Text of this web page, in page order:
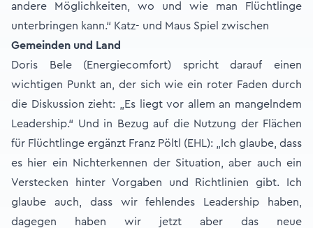
andere Möglichkeiten, wo und wie man Flüchtlinge
unterbringen kann.“ Katz- und Maus Spiel zwischen
Gemeinden und Land
Doris Bele (Energiecomfort) spricht darauf einen
wichtigen Punkt an, der sich wie ein roter Faden durch
die Diskussion zieht: „Es liegt vor allem an mangelndem
Leadership.“ Und in Bezug auf die Nutzung der Flächen
für Flüchtlinge ergänzt Franz Pöltl (EHL): „Ich glaube, dass
es hier ein Nichterkennen der Situation, aber auch ein
Verstecken hinter Vorgaben und Richtlinien gibt. Ich
glaube auch, dass wir fehlendes Leadership haben,
dagegen haben wir jetzt aber das neue